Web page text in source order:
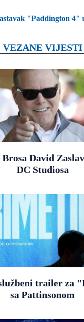
"Paddington 4"
VEZANE VIJESTI
David
DC Studiosa
trailer za
sa Pattinsonom